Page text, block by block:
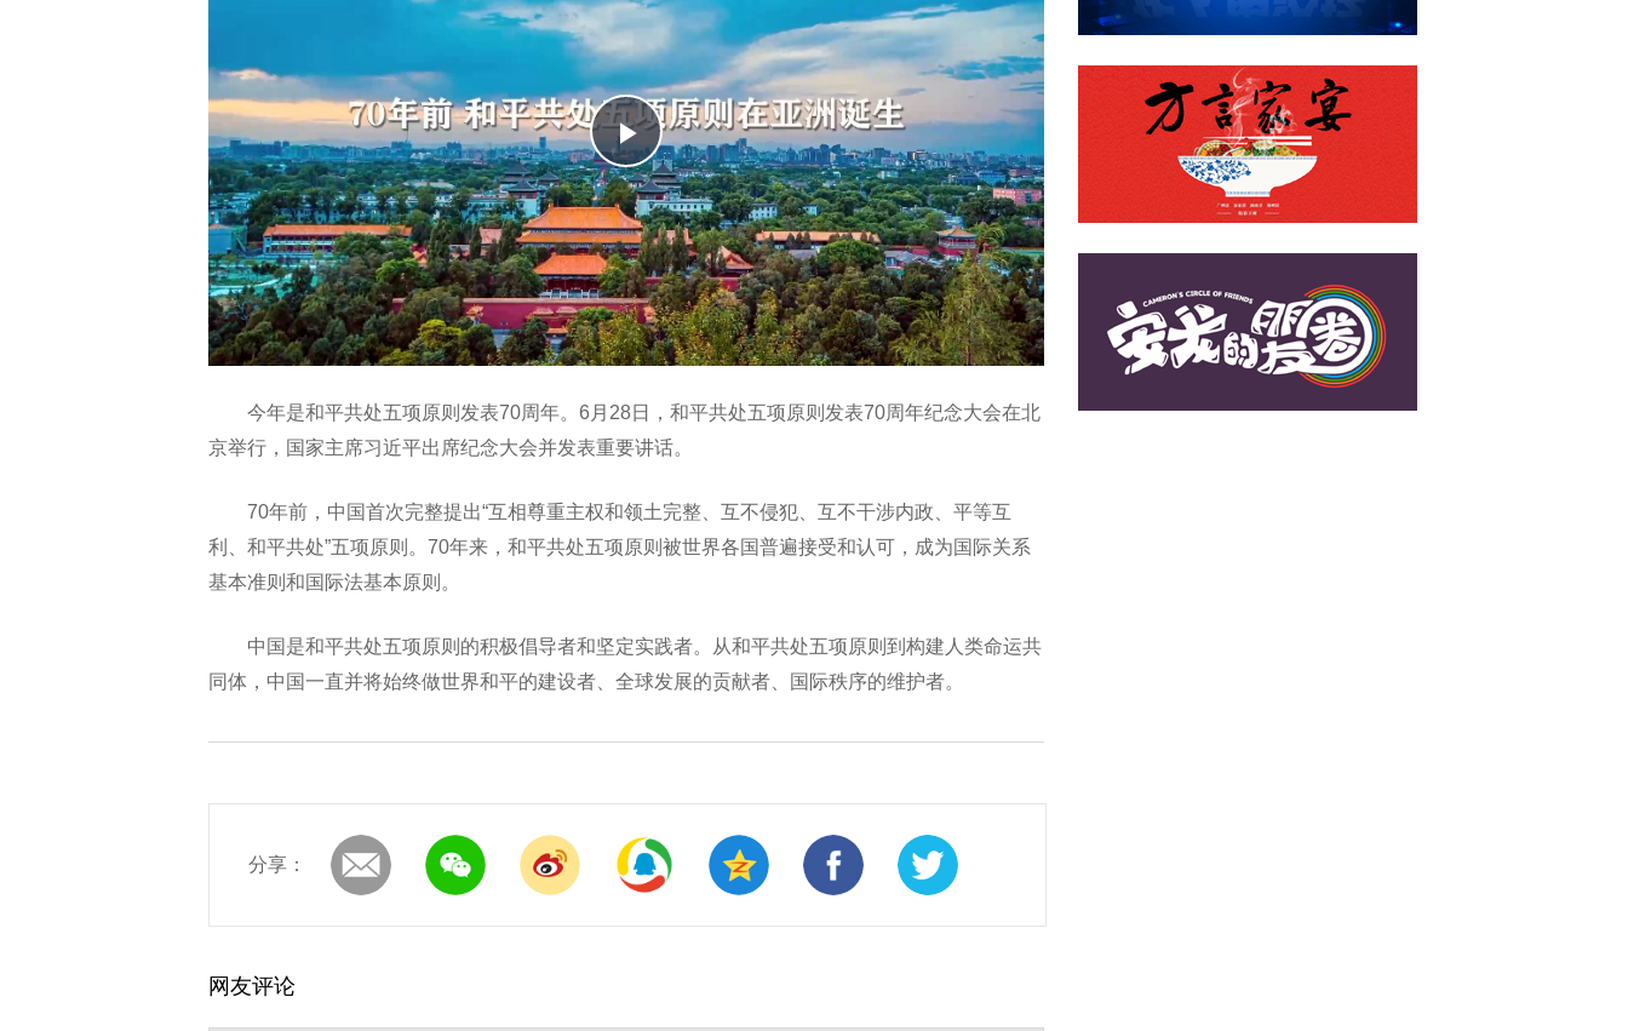
播
放
今年是和平共处五项原则发表70周年。6月28日，和平共处五项原则发表70周年纪念大会在北
京举行，国家主席习近平出席纪念大会并发表重要讲话。
70年前，中国首次完整提出“互相尊重主权和领土完整、互不侵犯、互不干涉内政、平等互
利、和平共处”五项原则。70年来，和平共处五项原则被世界各国普遍接受和认可，成为国际关系
基本准则和国际法基本原则。
中国是和平共处五项原则的积极倡导者和坚定实践者。从和平共处五项原则到构建人类命运共
同体，中国一直并将始终做世界和平的建设者、全球发展的贡献者、国际秩序的维护者。
分享：
网友评论